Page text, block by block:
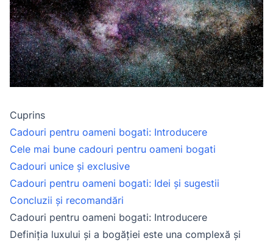
Cuprins
Cadouri pentru oameni bogati: Introducere
Cele mai bune cadouri pentru oameni bogati
Cadouri unice și exclusive
Cadouri pentru oameni bogati: Idei și sugestii
Concluzii și recomandări
Cadouri pentru oameni bogati: Introducere
Definiția luxului și a bogăției este una complexă și